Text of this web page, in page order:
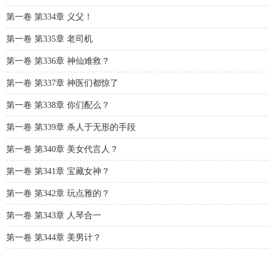
第一卷 第334章 义父！
第一卷 第335章 老司机
第一卷 第336章 神仙难救？
第一卷 第337章 神医们都惊了
第一卷 第338章 你们配么？
第一卷 第339章 杀人于无形的手段
第一卷 第340章 美女代言人？
第一卷 第341章 宝藏女神？
第一卷 第342章 玩点雅的？
第一卷 第343章 人琴合一
第一卷 第344章 美男计？